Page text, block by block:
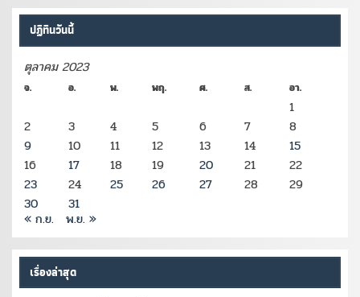
ปฏิทินวันนี้
ตุลาคม 2023
จ. อ. พ. พฤ. ศ. ส. อา.
1
2
3 4 5 6 7
8
9
10 11 12 13 14
15
16
17 18 19 20 21
22
23
24 25 26 27 28
29
30
31
« ก.ย. พ.ย. »
เรื่องล่าสุด